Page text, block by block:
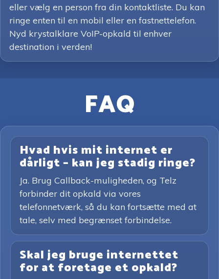
eller vælg en person fra din kontaktliste. Du kan
ringe enten til en mobil eller en fastnettelefon.
Nyd krystalklare VoIP-opkald til enhver
destination i verden!
FAQ
Hvad hvis mit internet er
dårligt – kan jeg stadig ringe?
Ja. Brug Callback-muligheden, og Telz
forbinder dit opkald via vores
telefonnetværk, så du kan fortsætte med at
tale, selv med begrænset forbindelse.
Skal jeg bruge internettet
for at foretage et opkald?